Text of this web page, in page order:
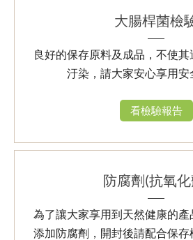
大腸桿菌檢
良好的保存原料及成品，不使
汙染，請大家安心享用安
看檢驗報告
防腐劑(抗氧
為了讓大家享用到天然健康的
添加防腐劑，開封後請配合保